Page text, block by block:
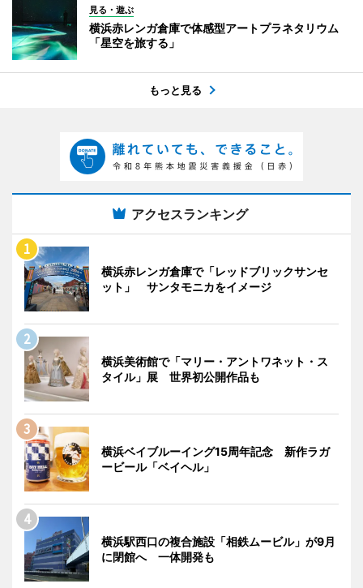
見る・遊ぶ
横浜赤レンガ倉庫で体感型アートプラネタリウム
「星空を旅する」
もっと見る
アクセスランキング
横浜赤レンガ倉庫で「レッドブリックサンセ
ット」 サンタモニカをイメージ
横浜美術館で「マリー・アントワネット・ス
タイル」展 世界初公開作品も
横浜ベイブルーイング15周年記念 新作ラガ
ービール「ベイヘル」
横浜駅西口の複合施設「相鉄ムービル」が9月
に閉館へ 一体開発も